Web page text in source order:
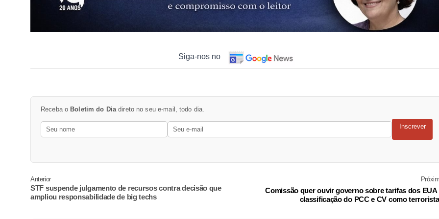
Siga-nos no
Receba o Boletim do Diadireto no seu e-mail, todo dia.
Inscrever
Anterior
STF suspende julgamento de recursos contra decisão que
ampliou responsabilidade de big techs
Comissão quer ouvir governo sobre tarifas dos EUA
classificação do PCC e CV como